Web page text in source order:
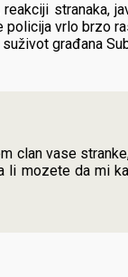
stranaka,
policija vrlo brzo
građana
clan vase
li mozete da mi